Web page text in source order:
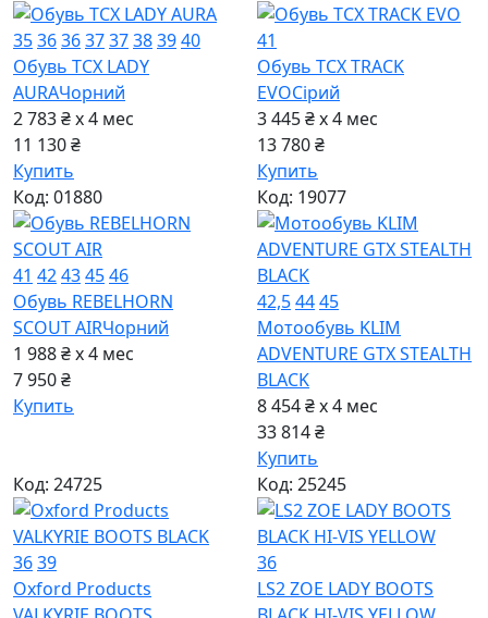
3536363737383940
Обувь TCX LADY
AURAЧорний
2 783 ₴ x 4 мес
11 130 ₴
Купить
41
Обувь TCX TRACK
EVOСiрий
3 445 ₴ x 4 мес
13 780 ₴
Купить
Код: 01880
41 42434546
Обувь REBELHORN
SCOUT AIRЧорний
1 988 ₴ x 4 мес
7 950 ₴
Купить
Код: 19077
42,54445
Мотообувь KLIM
ADVENTURE GTX STEALTH
BLACK
8 454 ₴ x 4 мес
33 814 ₴
Купить
Код: 24725
3639
Oxford Products
Код: 25245
36
LS2 ZOE LADY BOOTS